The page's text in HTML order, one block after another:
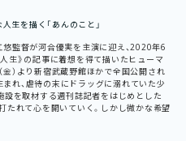
生を描く「あんのこと」
悠監督が河合優実を主演に迎え、2020年6
生》の記事に着想を得て描いたヒューマ
金）より新宿武蔵野館ほかで全国公開され
れ、虐待の末にドラッグに溺れていた少
設を取材する週刊誌記者をはじめとした
たれて心を開いていく。しかし微かな希望